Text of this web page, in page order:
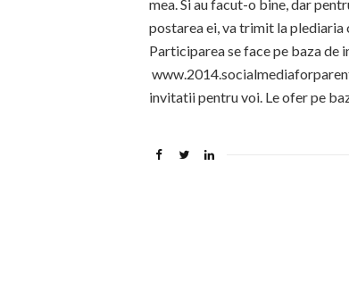
mea. Si au facut-o bine, dar
postarea ei, va trimit la plediaria
Participarea se face pe baza
invitatii pentru voi. Le ofer pe